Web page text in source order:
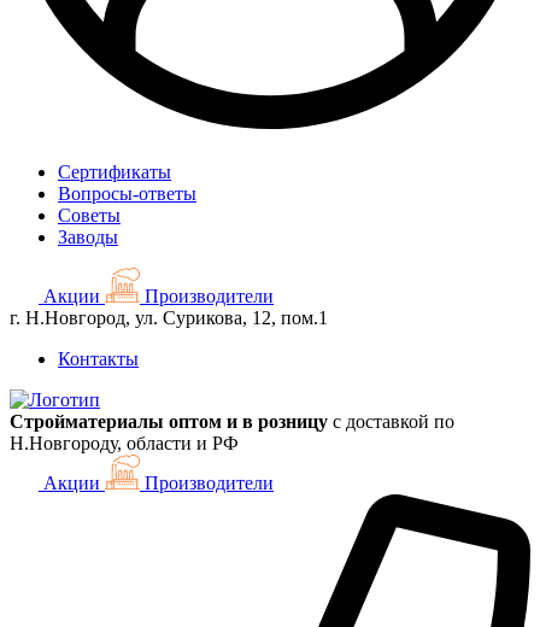
Сертификаты
Вопросы-ответы
Советы
Заводы
Акции
Производители
г. Н.Новгород, ул. Сурикова, 12, пом.1
Контакты
Стройматериалы оптом и в розницу с доставкой по
Н.Новгороду, области и РФ
Акции
Производители